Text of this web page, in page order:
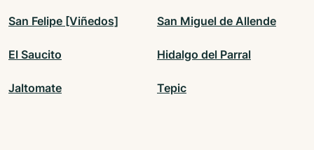
San Felipe [Viñedos] San Miguel de Allende
El Saucito Hidalgo del Parral
Jaltomate Tepic